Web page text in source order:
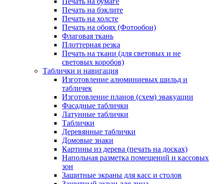
Печать на бэклите
Печать на холсте
Печать на обоях (Фотообои)
Флаговая ткань
Плоттерная резка
Печать на ткани (для световых и не
световых коробов)
Таблички и навигация
Изготовление алюминиевых шильд и
табличек
Изготовление планов (схем) эвакуации
Фасадные таблички
Латунные таблички
Таблички
Деревянные таблички
Домовые знаки
Картины из дерева (печать на досках)
Напольная разметка помещений и кассовых
зон
Защитные экраны для касс и столов